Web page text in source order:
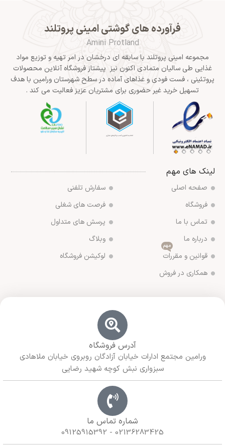
فرآورده های گوشتی امینی پروتلند
Amini Protland
مجموعه امینی پروتلند با سابقه ای درخشان در امر تهیه و توزیع مواد
غذایی طی سالیان متمادی اکنون نیز پیشتاز فروشگاه آنلاین محصولات
پروتئینی ، فست فودی و غذاهای آماده در سطح شهرستان ورامین با هدف
تسهیل خرید غیر حضوری برای مشتریان عزیز فعالیت می کند .
لینک های مهم
صفحه اصلی
فروشگاه
تماس با ما
درباره ما
قوانین و مقررات
مهم
همکاری در فروش
سفارش تلفنی
فرصت های شغلی
پرسش های متداول
وبلاگ
لوکیشن فروشگاه
آدرس فروشگاه
ورامین مجتمع ادارات خیابان آزادگان روبروی خیابان ملاهادی
سبزواری نبش کوچه شهید رضایی
شماره تماس ما
02136283425 - 09125915392